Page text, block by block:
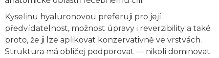
Kyselinu hyaluronovou preferuji pro její
předvídatelnost, možnost úpravy i reverzibility a také
proto, že ji lze aplikovat konzervativně ve vrstvách.
Struktura má obličej podporovat — nikoli dominovat.